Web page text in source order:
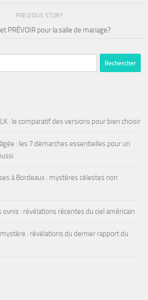
PREVIOUS STORY
PRÉVOIR pour la salle de mariage?
: le comparatif des versions pour bien choisir
: les 7 démarches essentielles pour un
à Bordeaux : mystères célestes non
: révélations récentes du ciel américain
: révélations du dernier rapport du